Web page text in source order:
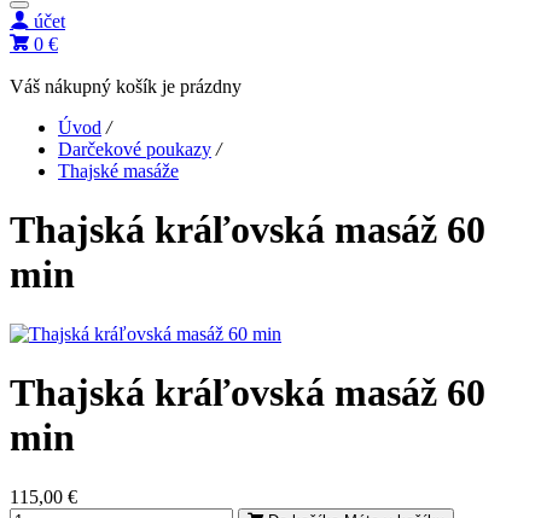
účet
0 €
Váš nákupný košík je prázdny
Úvod /
Darčekové poukazy /
Thajské masáže
Thajská kráľovská masáž 60
min
Thajská kráľovská masáž 60
min
115,00 €